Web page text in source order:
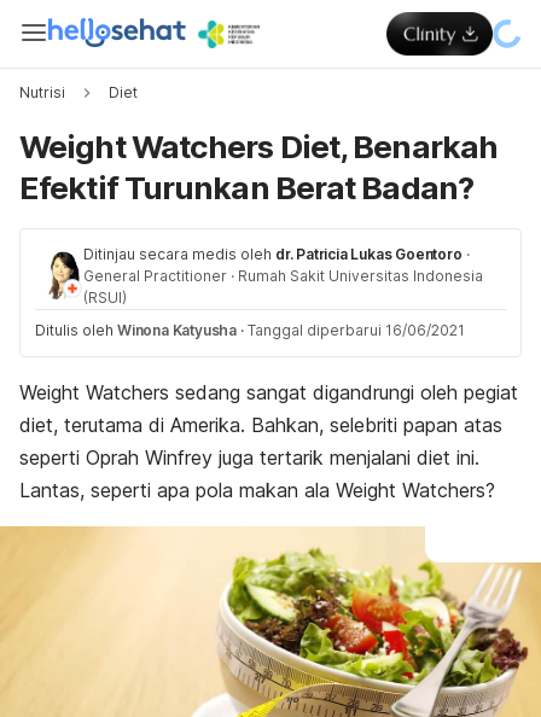
Nutrisi Diet
Weight Watchers Diet, Benarkah
Efektif Turunkan Berat Badan?
Ditinjau secara medis oleh dr. Patricia Lukas Goentoro ·
General Practitioner · Rumah Sakit Universitas Indonesia
(RSUI)
Ditulis oleh Winona Katyusha · Tanggal diperbarui 16/06/2021
Weight Watchers sedang sangat digandrungi oleh pegiat
diet, terutama di Amerika. Bahkan, selebriti papan atas
seperti Oprah Winfrey juga tertarik menjalani diet ini.
Lantas, seperti apa pola makan ala Weight Watchers?